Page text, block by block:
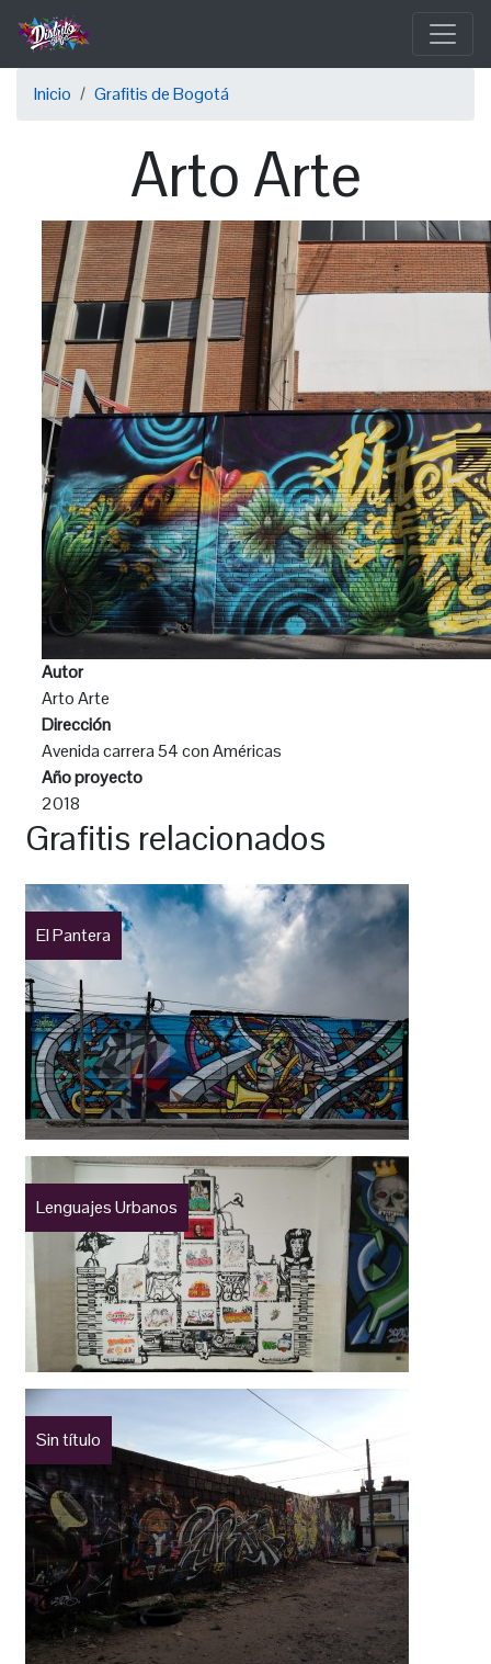
Pasar
contenido
principalSobrescribir
ayuda
navegación
Inicio Grafitis de Bogotá
Arto Arte
Autor
Arto Arte
Dirección
Avenida carrera 54 con Américas
Año proyecto
2018
Grafitis relacionados
El Pantera
Lenguajes Urbanos
Sin título